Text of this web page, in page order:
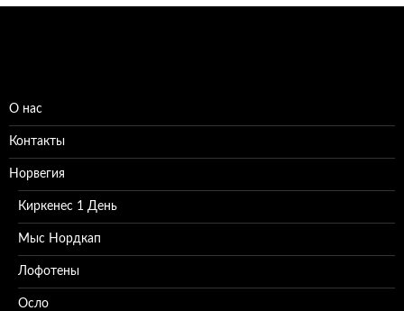
О нас
Контакты
Норвегия
Киркенес 1 День
Мыс Нордкап
Лофотены
Осло